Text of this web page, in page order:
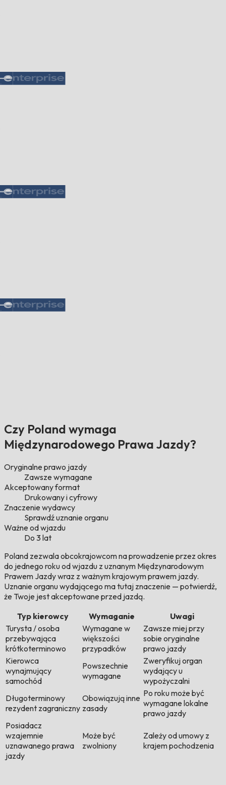
Czy Poland wymaga
Międzynarodowego Prawa Jazdy?
Oryginalne prawo jazdy
Zawsze wymagane
Akceptowany format
Drukowany i cyfrowy
Znaczenie wydawcy
Sprawdź uznanie organu
Ważne od wjazdu
Do 3 lat
Poland zezwala obcokrajowcom na prowadzenie przez okres
do jednego roku od wjazdu z uznanym Międzynarodowym
Prawem Jazdy wraz z ważnym krajowym prawem jazdy.
Uznanie organu wydającego ma tutaj znaczenie — potwierdź,
że Twoje jest akceptowane przed jazdą.
Typ kierowcy
Wymaganie
Uwagi
Turysta / osoba
przebywająca
krótkoterminowo
Wymagane w
większości
przypadków
Zawsze miej przy
sobie oryginalne
prawo jazdy
Kierowca
wynajmujący
samochód
Powszechnie
wymagane
Zweryfikuj organ
wydający u
wypożyczalni
Długoterminowy
rezydent zagraniczny
Obowiązują inne
zasady
Po roku może być
wymagane lokalne
prawo jazdy
Posiadacz
wzajemnie
uznawanego prawa
jazdy
Może być
zwolniony
Zależy od umowy z
krajem pochodzenia